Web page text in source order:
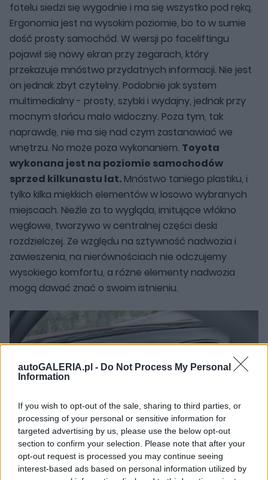
autoGALERIA.pl - Do Not Process My Personal
Information
If you wish to opt-out of the sale, sharing to third parties, or
processing of your personal or sensitive information for
targeted advertising by us, please use the below opt-out
section to confirm your selection. Please note that after your
opt-out request is processed you may continue seeing
interest-based ads based on personal information utilized by
fotelu siedzi się wygodnie i ma się wszystko pod ręką.
Ergonomia jest na wysokim poziomie, bo to w sumie
dość prosty samochód. W wersji po faceliftingu
pojawił się nowy ekran przy zegarach, który
przekazuje mnóstwo przydatnych informacji. Nie jest
on jednak zbyt czytelny. Podobnie jak system
multimedialny - prosty, szybki i wydajny, jednak przy
mocnym słońcu mało widoczny. Poza tym, tak
naprawdę, nie ma się nad czym zastanawiać we
wnętrzu. No może poza wykonaniem. Toyota
wykonana jest na poziomie samochodów
sprzed kilkunastu lat. Mnóstwo taniego plastiku, i
tylko kilka miękkich elementów w losowo wybranych
miejscach. Nieźle za to wygląda, imitujące włókno
węglowe, tworzywo w centralnej części deski
rozdzielczej. Ze względu na sztywność nadwozia i
zawieszenia, na nierównościach nie odczujemy
wysokiego komfortu, a różne elementy nadwozia
mogą dawać znać o swoim istnieniu.